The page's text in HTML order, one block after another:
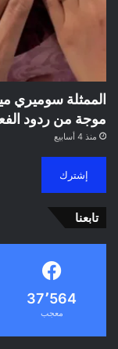
الممثلة سوميري
موجة من ردود
منذ 4 أسابيع
إشترك
تابعنا
37٬564
معجب